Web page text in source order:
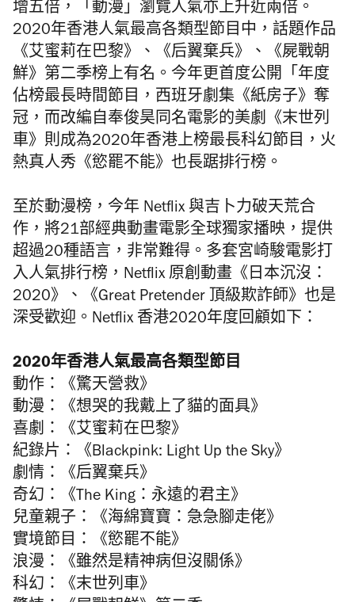
增五倍，「動漫」瀏覽人氣亦上升近兩倍。
2020年香港人氣最高各類型節目中，話題作品
《艾蜜莉在巴黎》、《后翼棄兵》、《屍戰朝
鮮》第二季榜上有名。今年更首度公開「年度
佔榜最長時間節目，西班牙劇集《紙房子》奪
冠，而改編自奉俊昊同名電影的美劇《末世列
車》則成為2020年香港上榜最長科幻節目，火
熱真人秀《慾罷不能》也長踞排行榜。
至於動漫榜，今年 Netflix 與吉卜力破天荒合
作，將21部經典動畫電影全球獨家播映，提供
超過20種語言，非常難得。多套宮崎駿電影打
入人氣排行榜，Netflix 原創動畫《日本沉沒：
2020》、《Great Pretender 頂級欺詐師》也是
深受歡迎。Netflix 香港2020年度回顧如下：
2020年香港人氣最高各類型節目
動作：《驚天營救》
動漫：《想哭的我戴上了貓的面具》
喜劇：《艾蜜莉在巴黎》
紀錄片：《Blackpink: Light Up the Sky》
劇情：《后翼棄兵》
奇幻：《The King：永遠的君主》
兒童親子：《海綿寶寶：急急腳走佬》
實境節目：《慾罷不能》
浪漫：《雖然是精神病但沒關係》
科幻：《末世列車》